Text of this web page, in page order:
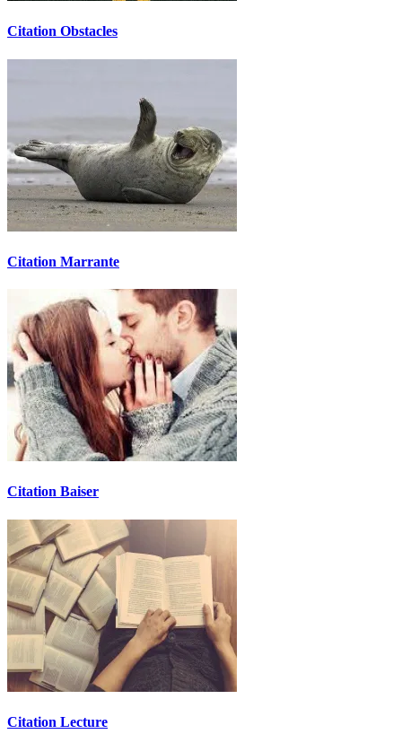
Citation Obstacles
Citation Marrante
Citation Baiser
Citation Lecture